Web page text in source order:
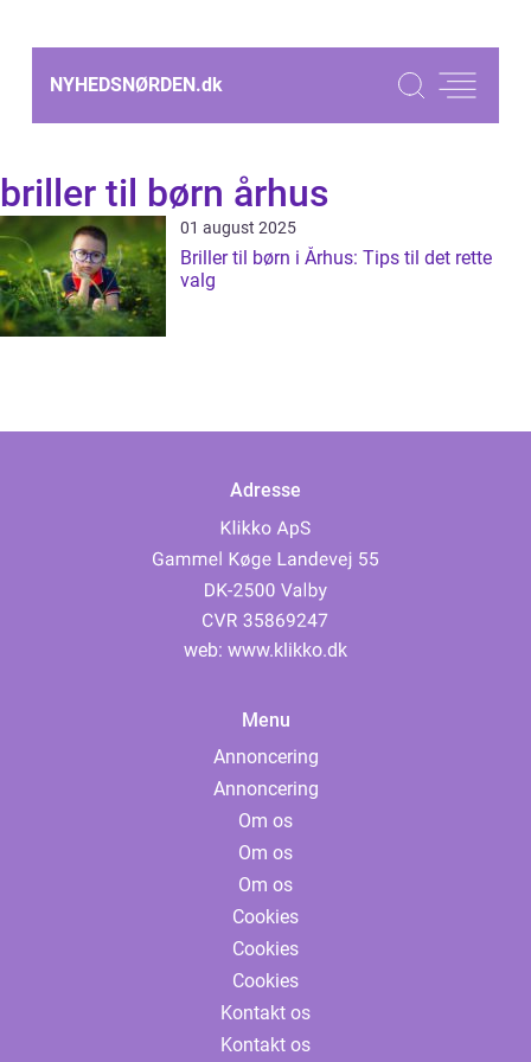
NYHEDSNØRDEN.dk
briller til børn århus
01 august 2025
Briller til børn i Århus: Tips til det rette
valg
Adresse
web: www.klikko.dk
Menu
Annoncering
Annoncering
Om os
Om os
Om os
Cookies
Cookies
Cookies
Kontakt os
Kontakt os